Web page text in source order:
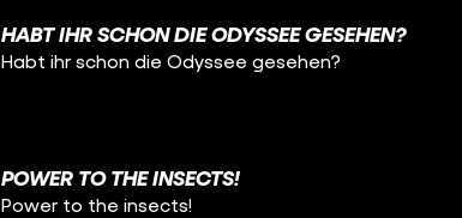
HABT IHR SCHON DIE ODYSSEE GESEHEN?
Habt ihr schon die Odyssee gesehen?
POWER TO THE INSECTS!
Power to the insects!